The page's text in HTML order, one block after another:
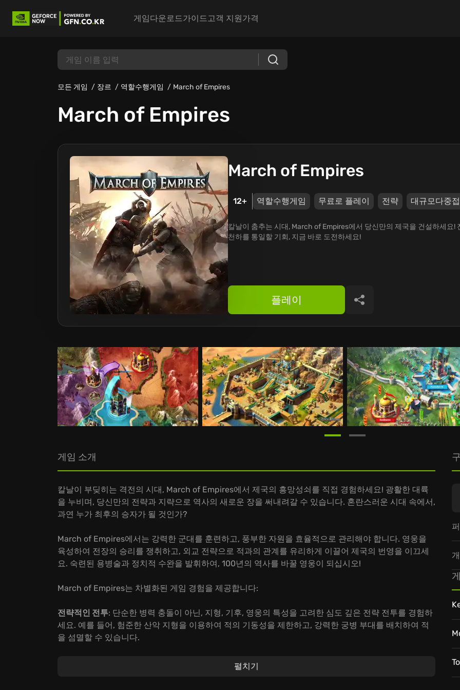
게임다운로드가이드고객 지원가격
모든 게임 장르 역할수행게임 March of Empires
March of Empires
March of Empires
12+ 역할수행게임 무료로 플레이 전략 대규모다중
칼날이 춤추는 시대, March of Empires에서 당신만의 제국을 건설하세요
천하를 통일할 기회, 지금 바로 도전하세요!
플레이 공유
게임 소개
칼날이 부딪히는 격전의 시대, March of Empires에서 제국의 흥망성쇠를 직접 경험하세요! 광활한 대륙
을 누비며, 당신만의 전략과 지략으로 역사의 새로운 장을 써내려갈 수 있습니다. 혼란스러운 시대 속에서,
과연 누가 최후의 승자가 될 것인가?
March of Empires에서는 강력한 군대를 훈련하고, 풍부한 자원을 효율적으로 관리해야 합니다. 영웅을
육성하여 전장의 승리를 쟁취하고, 외교 전략으로 적과의 관계를 유리하게 이끌어 제국의 번영을 이끄세
요. 숙련된 용병술과 정치적 수완을 발휘하여, 100년의 역사를 바꿀 영웅이 되십시오!
March of Empires는 차별화된 게임 경험을 제공합니다:
전략적인 전투: 단순한 병력 충돌이 아닌, 지형, 기후, 영웅의 특성을 고려한 심도 깊은 전략 전투를 경험하
세요. 예를 들어, 험준한 산악 지형을 이용하여 적의 기동성을 제한하고, 강력한 궁병 부대를 배치하여 적
을 섬멸할 수 있습니다.
는 농장, 강력한 군대를 양성하는 병영, 새로운 기술을 연구하는 연구소를 건설하여 제국의 힘을 강화할 수
펼치기